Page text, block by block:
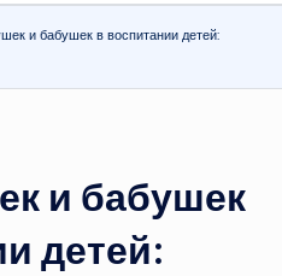
и бабушек в воспитании детей:
и бабушек
детей: